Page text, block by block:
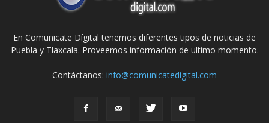
En Comunicate Dígital tenemos diferentes tipos de noticias de
Puebla y Tlaxcala. Proveemos información de ultimo momento.
Contáctanos: info@comunicatedigital.com